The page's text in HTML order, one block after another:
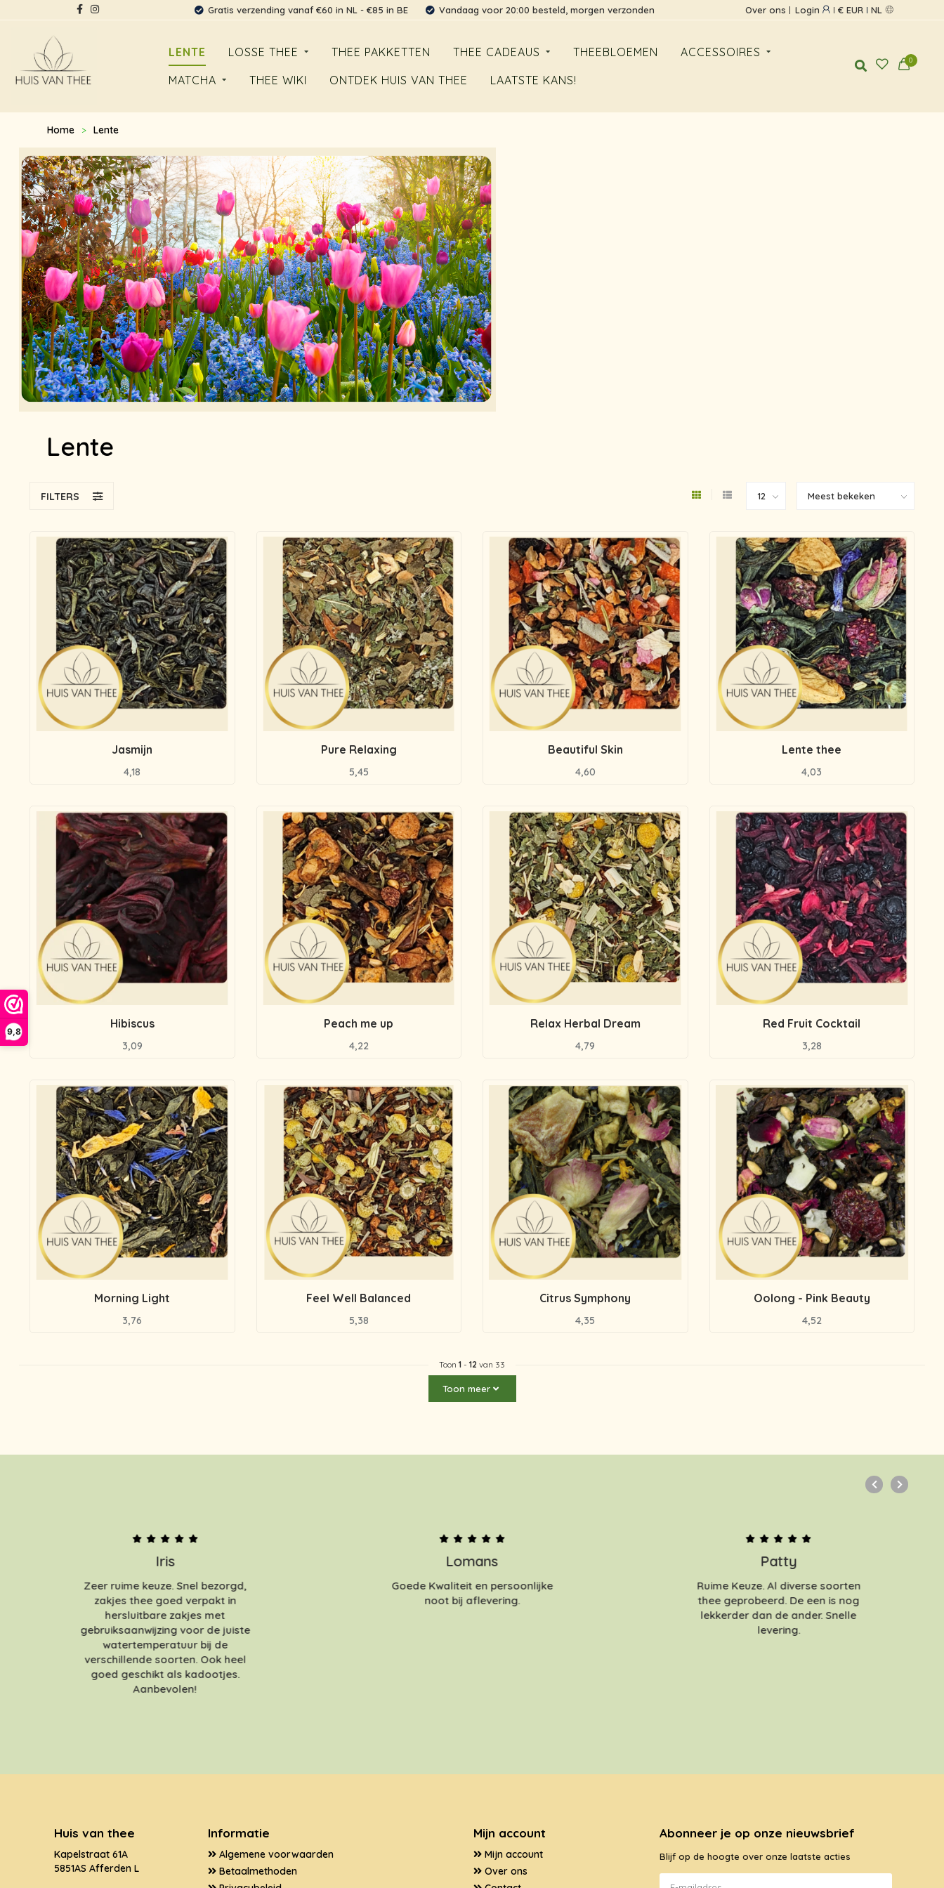
9,8
Gratis verzending vanaf €60 in NL - €85 in BE Vandaag voor 20:00 besteld, morgen verzonden Over ons Login € EUR NL
LENTE LOSSE THEE THEE PAKKETTEN THEE CADEAUS THEEBLOEMEN
ACCESSOIRES
MATCHA
THEE WIKI ONTDEK HUIS VAN THEE LAATSTE KANS!
0
Home > Lente
Lente
FILTERS
Jasmijn
4,18
Pure Relaxing
5,45
Beautiful Skin
4,60
Lente thee
4,03
Hibiscus
3,09
Peach me up
4,22
Relax Herbal Dream
4,79
Red Fruit Cocktail
3,28
Morning Light
3,76
Feel Well Balanced
5,38
Citrus Symphony
4,35
Oolong - Pink Beauty
4,52
Toon 1 - 12 van 33
Toon meer
Iris
Zeer ruime keuze. Snel bezorgd,
zakjes thee goed verpakt in
hersluitbare zakjes met
gebruiksaanwijzing voor de juiste
watertemperatuur bij de
verschillende soorten. Ook heel
goed geschikt als kadootjes.
Aanbevolen!
Lomans
Goede Kwaliteit en persoonlijke
noot bij aflevering.
Patty
Ruime Keuze. Al diverse soorten
thee geprobeerd. De een is nog
lekkerder dan de ander. Snelle
levering.
Huis van thee
Kapelstraat 61A
5851AS Afferden L
Informatie
Algemene voorwaarden
Betaalmethoden
Mijn account
Mijn account
Over ons
Abonneer je op onze nieuwsbrief
Blijf op de hoogte over onze laatste acties